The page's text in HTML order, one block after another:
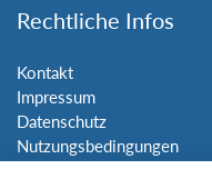
Rechtliche Infos
Kontakt
Impressum
Datenschutz
Nutzungsbedingungen